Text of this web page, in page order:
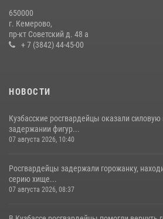
гипермаркета товары на 13 тысяч рублей
16 июля 2026, 06:43
650000
г. Кемерово,
пр-кт Советский д. 48 а
+ 7 (3842) 44-45-00
НОВОСТИ
Кузбасские росгвардейцы оказали
задержании фигур...
07 августа 2026, 10:40
Росгвардейцы задержали горожанку,
серию хище...
07 августа 2026, 08:37